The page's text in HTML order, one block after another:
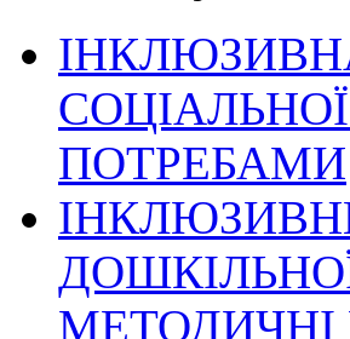
ПОТРЕБАМИ
МЕТОДИЧНІ